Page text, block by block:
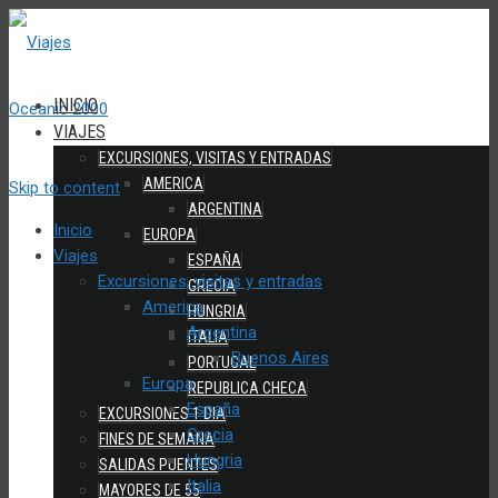
INICIO
VIAJES
EXCURSIONES, VISITAS Y ENTRADAS
AMERICA
ARGENTINA
EUROPA
ESPAÑA
GRECIA
HUNGRIA
ITALIA
PORTUGAL
REPUBLICA CHECA
EXCURSIONES 1 DIA
FINES DE SEMANA
SALIDAS PUENTES
MAYORES DE 55
Skip to content
Inicio
Viajes
Excursiones, visitas y entradas
America
Argentina
Buenos Aires
Europa
España
Grecia
Hungria
Italia